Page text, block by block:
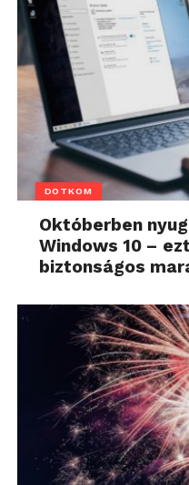
DOTKOM
Októberben
Windows 10 –
biztonságos